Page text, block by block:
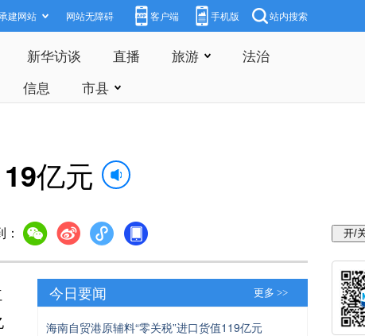
建网站 网站无障碍 客户端 手机版 站内搜索
新华访谈 直播 旅游
法治
信息 市县
亿元
今日要闻 更多 >>
海南自贸港原辅料“零关税”进口货值119亿元